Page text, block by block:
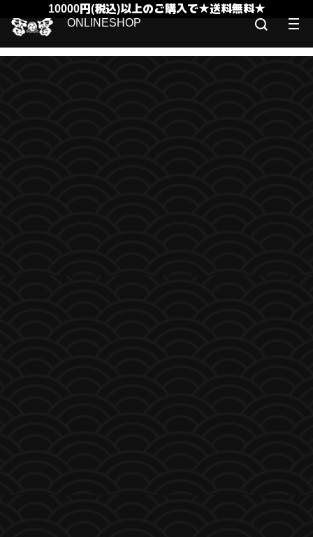
10000円(税込)以上のご購入で★送料無料★
ONLINESHOP